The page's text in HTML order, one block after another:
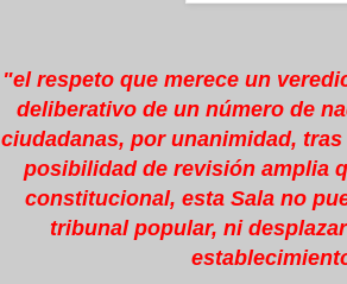
"el respeto que merece un
deliberativo de un número de
ciudadanas, por unanimidad, tras
posibilidad de revisión amplia
constitucional, esta Sala no
tribunal popular, ni desplazar